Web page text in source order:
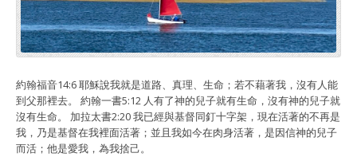
約翰福音14:6 耶穌說我就是道路、真理、生命；若不藉著我，沒有人能
到父那裡去。 約翰一書5:12 人有了神的兒子就有生命，沒有神的兒子就
沒有生命。 加拉太書2:20 我已經與基督同釘十字架，現在活著的不再是
我，乃是基督在我裡面活著；並且我如今在肉身活著，是因信神的兒子
而活；他是愛我，為我捨己。